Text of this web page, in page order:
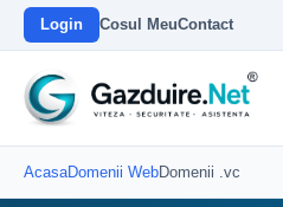
Login Cosul MeuContact
AcasaDomenii WebDomenii .vc